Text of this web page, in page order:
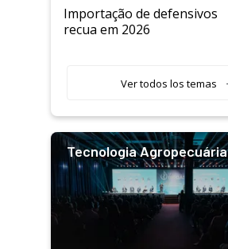
Importação de defensivos
recua em 2026
Ver todos los temas
Tecnologia Agropecuária